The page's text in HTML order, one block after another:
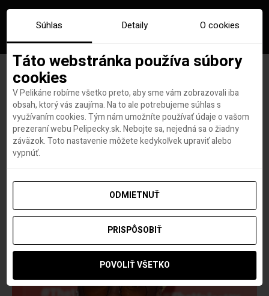
Rapper will.i.am dnes spúšťa
predaj high-tech HEPA rúška
Hana Hudson 8. APRÍLA 2021
Súhlas Detaily O cookies
Táto webstránka používa súbory
cookies
V Pelikáne robíme všetko preto, aby sme vám zobrazovali iba
obsah, ktorý vás zaujíma. Na to ale potrebujeme súhlas s
využívaním cookies. Tým nám umožníte používať údaje o vašom
prezeraní webu Pelipecky.sk. Nebojte sa, nejedná sa o žiadny
záväzok. Toto nastavenie môžete kedykoľvek upraviť alebo
vypnúť.
ODMIETNUŤ
PRISPÔSOBIŤ
POVOLIŤ VŠETKO